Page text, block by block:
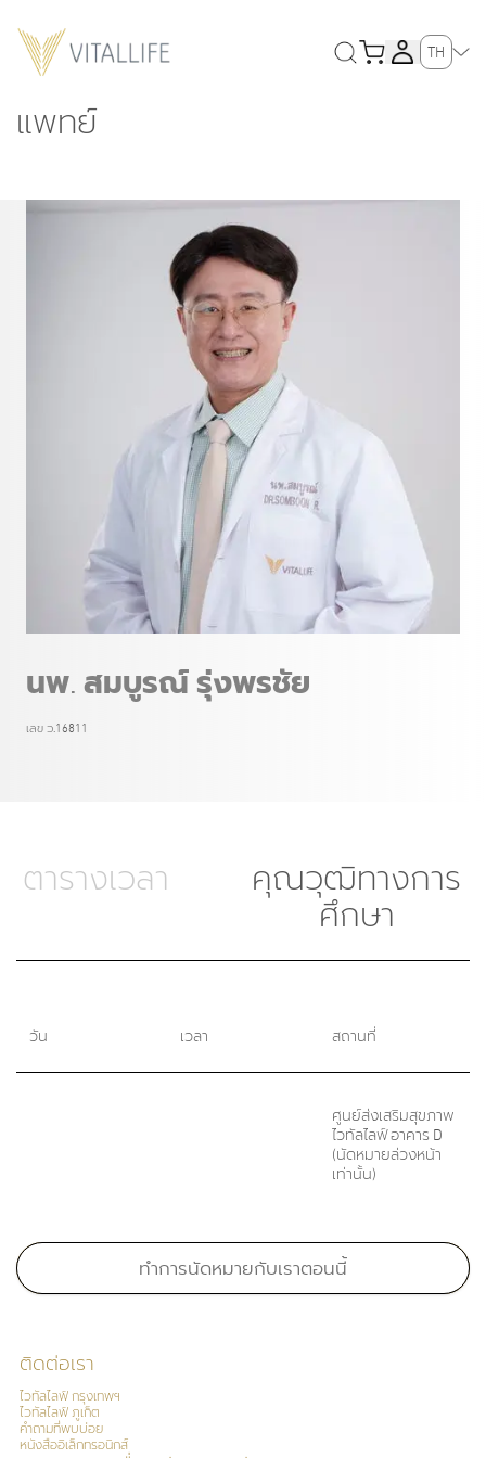
TH
แพทย์
นพ. สมบูรณ์ รุ่งพรชัย
เลข ว.16811
ตารางเวลา
คุณวุฒิทางการ
ศึกษา
วัน เวลา สถานที่
ศูนย์ส่งเสริมสุขภาพ
ไวทัลไลฟ์ อาคาร D
(นัดหมายล่วงหน้า
เท่านั้น)
แพทยศาสตรบัณฑิต, มหาวิทยาลัยมหิดล, 2534
สาขาเวชศาสตร์ครอบครัว, ประเทศไทย
ทำการนัดหมายกับเราตอนนี้
ติดต่อเรา
ไวทัลไลฟ์ กรุงเทพฯ
ไวทัลไลฟ์ ภูเก็ต
คำถามที่พบบ่อย
หนังสืออิเล็กทรอนิกส์